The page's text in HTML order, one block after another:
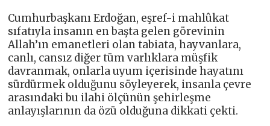
Cumhurbaşkanı Erdoğan, eşref-i mahlûkat
sıfatıyla insanın en başta gelen görevinin
Allah’ın emanetleri olan tabiata, hayvanlara,
canlı, cansız diğer tüm varlıklara müşfik
davranmak, onlarla uyum içerisinde hayatını
sürdürmek olduğunu söyleyerek, insanla çevre
arasındaki bu ilahi ölçünün şehirleşme
anlayışlarının da özü olduğuna dikkati çekti.